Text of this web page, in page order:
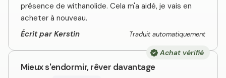
présence de withanolide. Cela m'a aidé, je vais en
acheter à nouveau.
Écrit par Kerstin
Traduit automatiquement
Achat vérifié
Mieux s'endormir, rêver davantage